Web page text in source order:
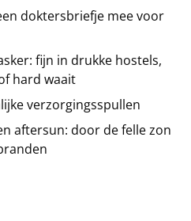
doktersbriefje mee voor
fijn in drukke hostels,
hard waait
verzorgingsspullen
aftersun: door de felle zon